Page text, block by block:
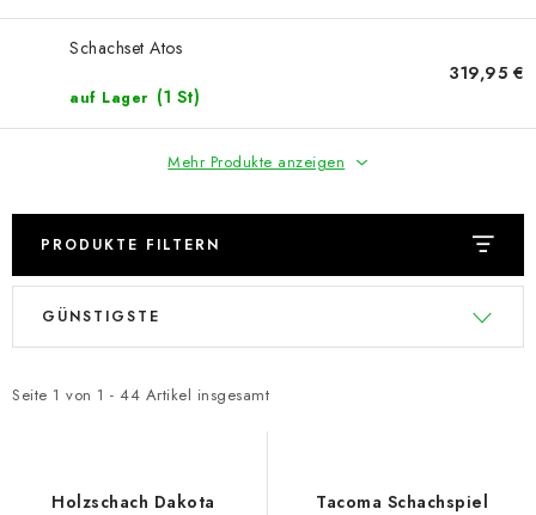
KONTAKT
FAQ Über uns
Geschäftsbedingungen
Schachset Atos
auf Lager (1 St)
319,95 €
Mehr Produkte anzeigen
PRODUKTE FILTERN
L
t
Seite 1 von 1 - 44 Artikel insgesamt
P
d
GÜNSTIGSTE
Holzschach Dakota
Tacoma Schachspiel